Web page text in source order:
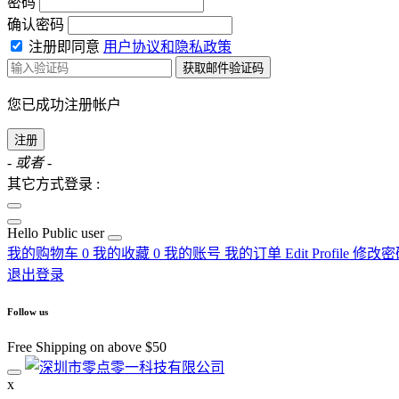
确认密码
注册即同意 用户协议和隐私政策
获取邮件验证码
您已成功注册帐户
注册
- 或者 -
其它方式登录 :
Hello Public user
我的购物车 0 我的收藏 0 我的账号 我的订单 Edit Profile 修改密
退出登录
Follow us
Free Shipping on above $50
x